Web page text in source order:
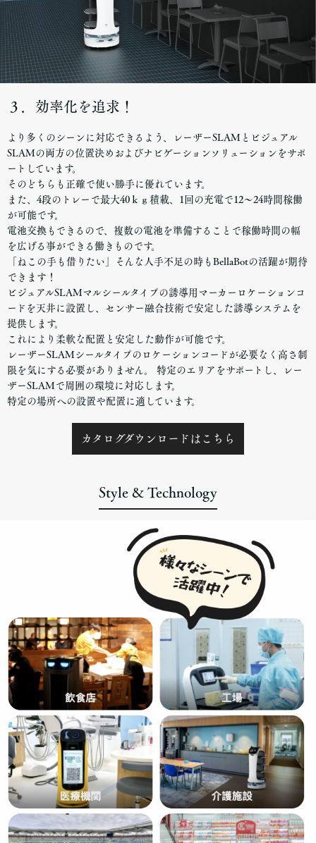
３．効率化を追求！
より多くのシーンに対応できるよう、レーザーSLAMとビジュアル
SLAMの両方の位置決めおよびナビゲーションソリューションをサポ
ートしています。
そのどちらも正確で使い勝手に優れています。
また、4段のトレーで最大40ｋｇ積載、1回の充電で12～24時間稼働
が可能です。
電池交換もできるので、複数の電池を準備することで稼働時間の幅
を広げる事ができる働きものです。
「ねこの手も借りたい」そんな人手不足の時もBellaBotの活躍が期待
できます！
ビジュアルSLAMマルシールタイプの誘導用マーカーロケーションコ
ードを天井に設置し、センサー融合技術で安定した誘導システムを
提供します。
これにより柔軟な配置と安定した動作が可能です。
レーザーSLAMシールタイプのロケーションコードが必要なく高さ制
限を気にする必要がありません。 特定のエリアをサポートし、レー
ザーSLAMで周囲の環境に対応します。
特定の場所への設置や配置に適しています。
カタログダウンロードはこちら
Style & Technology